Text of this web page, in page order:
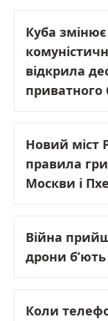
Куба
відкрила
приватного
Новий міст
правила
Москви і
Війна
дрони б’ють
Коли